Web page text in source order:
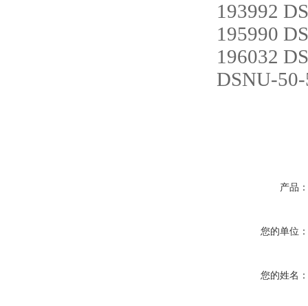
193992
195990
196032
DSNU-
产品：
您的单位：
您的姓名：